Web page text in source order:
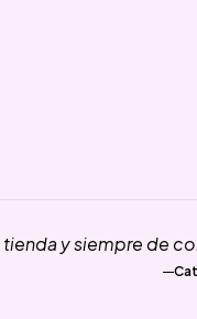
y siempre de